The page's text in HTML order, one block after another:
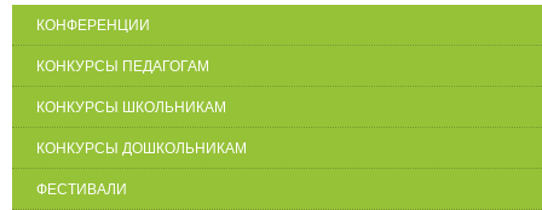
КОНФЕРЕНЦИИ
КОНКУРСЫ ПЕДАГОГАМ
КОНКУРСЫ ШКОЛЬНИКАМ
КОНКУРСЫ ДОШКОЛЬНИКАМ
ФЕСТИВАЛИ